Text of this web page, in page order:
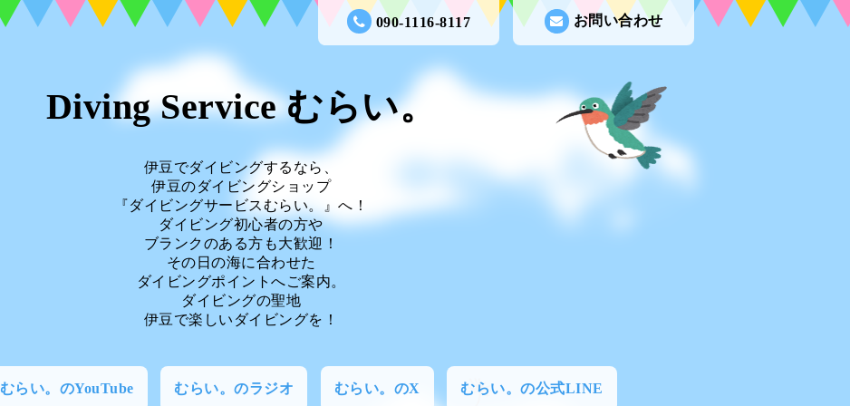
お問い合わせ
090-1116-8117
Diving Service むらい。
伊豆でダイビングするなら、
伊豆のダイビングショップ
『ダイビングサービスむらい。』へ！
ダイビング初心者の方や
ブランクのある方も大歓迎！
その日の海に合わせた
ダイビングポイントへご案内。
ダイビングの聖地
伊豆で楽しいダイビングを！
むらい。のYouTube むらい。のラジオ むらい。のX むらい。の公式LINE